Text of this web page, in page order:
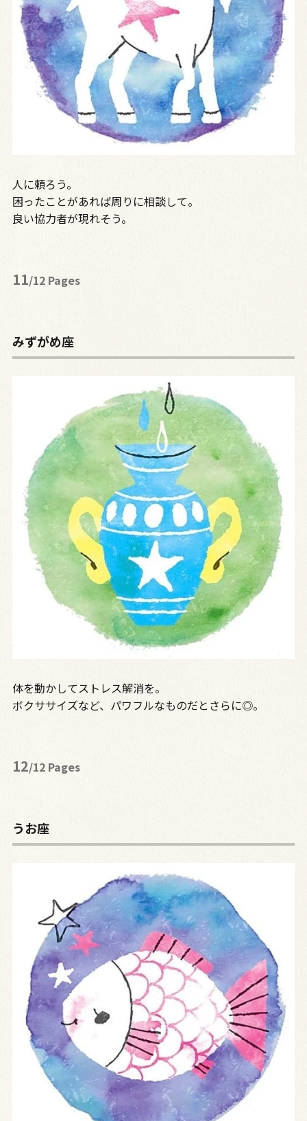
人に頼ろう。
困ったことがあれば周りに相談して。
良い協力者が現れそう。
11/12 Pages
みずがめ座
体を動かしてストレス解消を。
ボクササイズなど、パワフルなものだとさらに◎。
12/12 Pages
うお座